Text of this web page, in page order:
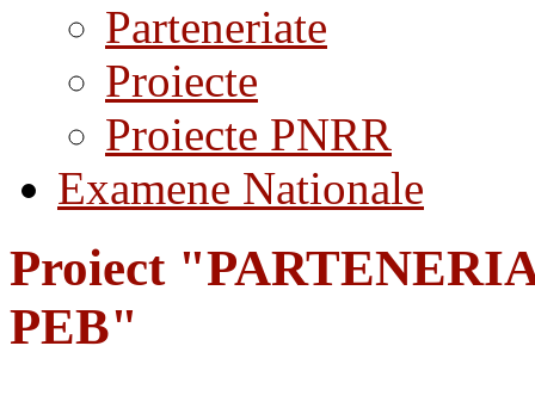
Parteneriate
Proiecte
Proiecte PNRR
Examene Nationale
Proiect
PEB"